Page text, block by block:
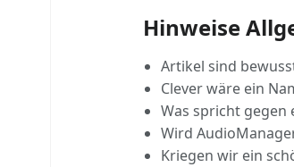
Hinweise
Artikel sind
Clever wäre ein
Was spricht gegen
Wird
Kriegen wir ein